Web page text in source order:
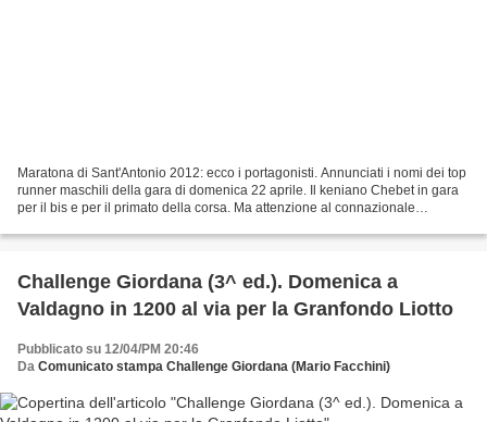
Maratona di Sant'Antonio 2012: ecco i portagonisti. Annunciati i nomi dei top
runner maschili della gara di domenica 22 aprile. Il keniano Chebet in gara
per il bis e per il primato della corsa. Ma attenzione al connazionale
Challenge Giordana (3^ ed.). Domenica a
Valdagno in 1200 al via per la Granfondo Liotto
Pubblicato su 12/04/PM 20:46
Da Comunicato stampa Challenge Giordana (Mario Facchini)